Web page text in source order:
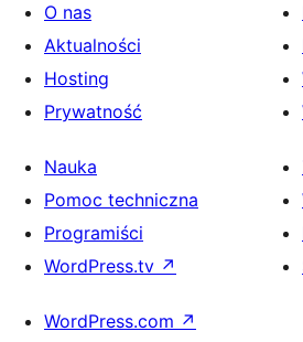
O nas
Aktualności
Hosting
Prywatność
Nauka
Pomoc techniczna
Programiści
WordPress.tv ↗
WordPress.com ↗